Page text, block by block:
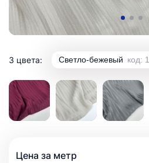
3 цвета: Светло-бежевый код: 1
Цена за метр